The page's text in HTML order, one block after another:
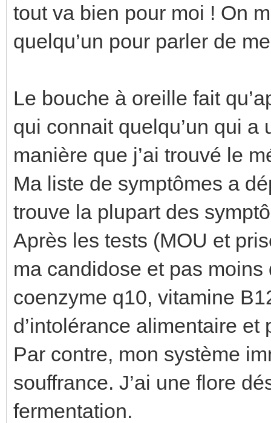
tout va bien pour moi ! On
quelqu’un pour parler de
Le bouche à oreille fait
qui connait quelqu’un qui a
manière que j’ai trouvé le
Ma liste de symptômes a
trouve la plupart des
Après les tests (MOU et
ma candidose et pas
coenzyme q10, vitamine
d’intolérance alimentaire
Par contre, mon système
souffrance. J’ai une flore
fermentation.